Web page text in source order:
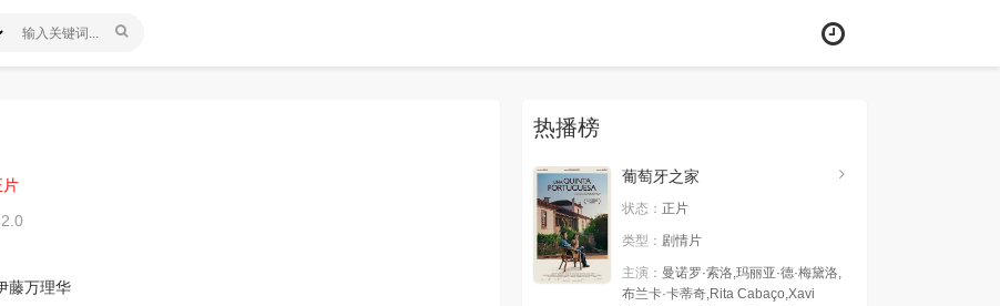
片
2.0
藤万理华
热播榜
葡萄牙之家
状态： 正片
类型： 剧情片
主演： 曼诺罗·索洛,玛丽亚·德·梅黛洛,
布兰卡·卡蒂奇,Rita Cabaço,Xavi